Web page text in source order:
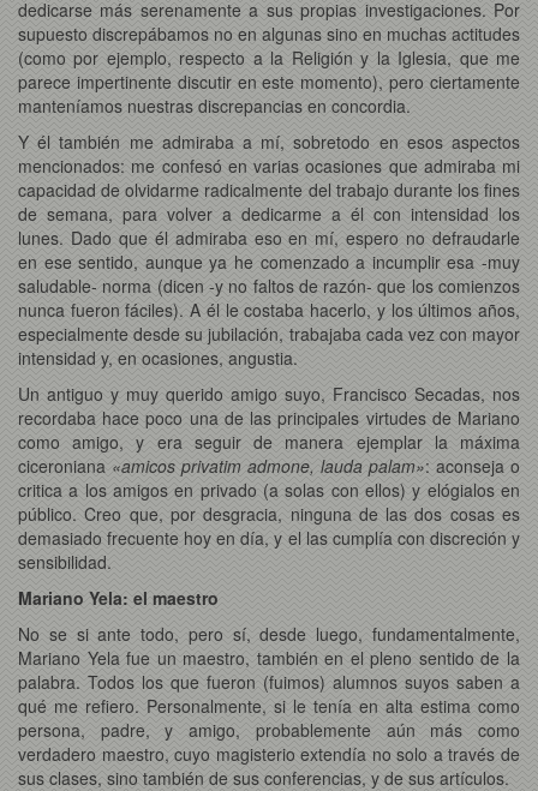
dedicarse más serenamente a sus propias investigaciones. Por
supuesto discrepábamos no en algunas sino en muchas actitudes
(como por ejemplo, respecto a la Religión y la Iglesia, que me
parece impertinente discutir en este momento), pero ciertamente
manteníamos nuestras discrepancias en concordia.
Y él también me admiraba a mí, sobretodo en esos aspectos
mencionados: me confesó en varias ocasiones que admiraba mi
capacidad de olvidarme radicalmente del trabajo durante los fines
de semana, para volver a dedicarme a él con intensidad los
lunes. Dado que él admiraba eso en mí, espero no defraudarle
en ese sentido, aunque ya he comenzado a incumplir esa -muy
saludable- norma (dicen -y no faltos de razón- que los comienzos
nunca fueron fáciles). A él le costaba hacerlo, y los últimos años,
especialmente desde su jubilación, trabajaba cada vez con mayor
intensidad y, en ocasiones, angustia.
Un antiguo y muy querido amigo suyo, Francisco Secadas, nos
recordaba hace poco una de las principales virtudes de Mariano
como amigo, y era seguir de manera ejemplar la máxima
ciceroniana «amicos privatim admone, lauda palam»: aconseja o
critica a los amigos en privado (a solas con ellos) y elógialos en
público. Creo que, por desgracia, ninguna de las dos cosas es
demasiado frecuente hoy en día, y el las cumplía con discreción y
sensibilidad.
Mariano Yela: el maestro
No se si ante todo, pero sí, desde luego, fundamentalmente,
Mariano Yela fue un maestro, también en el pleno sentido de la
palabra. Todos los que fueron (fuimos) alumnos suyos saben a
qué me refiero. Personalmente, si le tenía en alta estima como
persona, padre, y amigo, probablemente aún más como
verdadero maestro, cuyo magisterio extendía no solo a través de
sus clases, sino también de sus conferencias, y de sus artículos.